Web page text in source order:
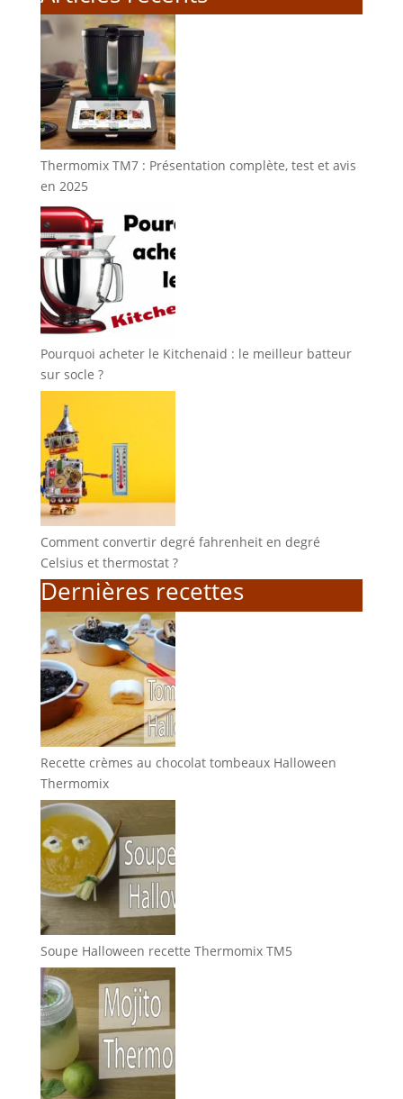
Thermomix TM7 : Présentation complète, test et avis
en 2025
Pourquoi acheter le Kitchenaid : le meilleur batteur
sur socle ?
Comment convertir degré fahrenheit en degré
Celsius et thermostat ?
Dernières recettes
Recette crèmes au chocolat tombeaux Halloween
Thermomix
Soupe Halloween recette Thermomix TM5